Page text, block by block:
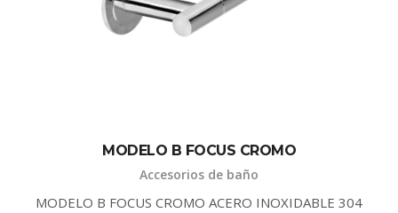
MODELO B FOCUS CROMO
Accesorios de baño
MODELO B FOCUS CROMO ACERO INOXIDABLE 304